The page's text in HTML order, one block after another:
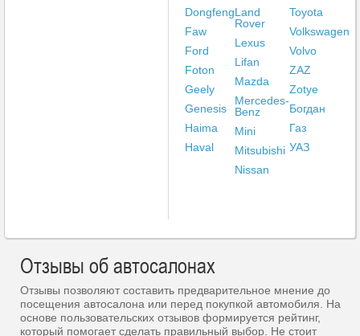
Dongfeng
Faw
Ford
Foton
Geely
Genesis
Haima
Haval
Land
Rover
Lexus
Lifan
Mazda
Mercedes-
Benz
Mini
Mitsubishi
Nissan
Toyota
Volkswagen
Volvo
ZAZ
Zotye
Богдан
Газ
УАЗ
Отзывы об автосалонах
Отзывы позволяют составить предварительное мнение до
посещения автосалона или перед покупкой автомобиля. На
основе пользовательских отзывов формируется рейтинг,
который помогает сделать правильный выбор. Не стоит